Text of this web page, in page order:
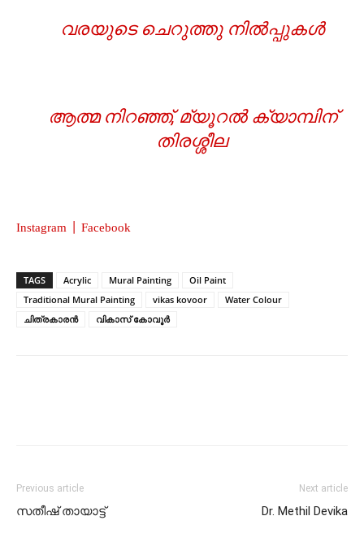
വരയുടെ ചെറുത്തു നില്‍പ്പുകള്‍
ആത്മ നിറഞ്ഞ്, മ്യൂറല്‍ ക്യാമ്പിന്
തിരശ്ശീല
Instagram | Facebook
TAGS Acrylic Mural Painting
Oil Paint
Traditional Mural Painting
vikas kovoor
Water Colour
ചിത്രകാരൻ
വികാസ് കോവൂർ
Previous article
സതീഷ്‌ തായാട്ട്
Next article
Dr. Methil Devika